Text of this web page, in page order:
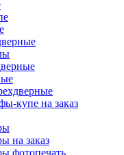
купе на заказ
на заказ